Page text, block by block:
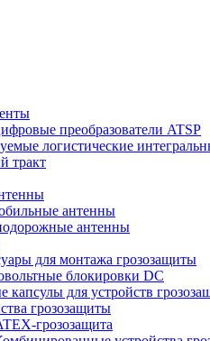
преобразователи ATSP
логистические
тракт
антенны
антенны
для монтажа грозозащиты
блокировки DC
капсулы для устройств
грозозащиты
грозозащита